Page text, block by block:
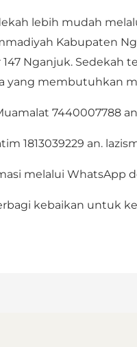
lebih mudah
Kabupaten
147 Nganjuk. Sedekah
yang membutuhkan
7440007788
1813039229 an.
melalui WhatsApp
kebaikan untuk